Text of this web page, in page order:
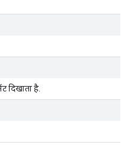
दिखाता है.